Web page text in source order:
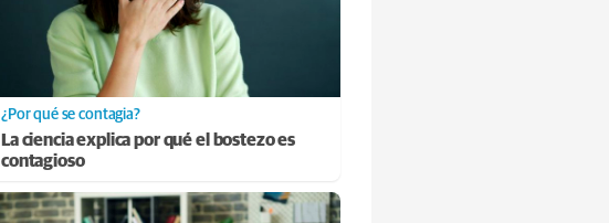
¿Por qué se contagia?
La ciencia explica por qué el bostezo es
contagioso